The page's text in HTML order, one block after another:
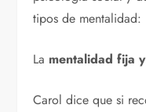
tipos de mentalidad:
La mentalidad fija
Carol dice que si